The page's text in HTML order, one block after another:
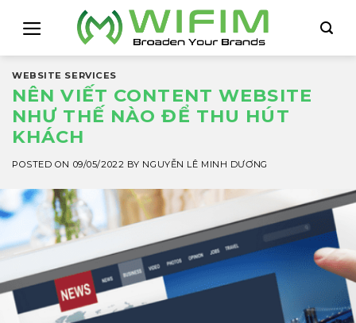
content
WEBSITE SERVICES
NÊN VIẾT CONTENT WEBSITE
NHƯ THẾ NÀO ĐỂ THU HÚT
KHÁCH
POSTED ON 09/05/2022 BY NGUYỄN LÊ MINH DƯƠNG